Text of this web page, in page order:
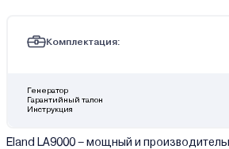
Комплектация:
Генератор
Гарантийный талон
Инструкция
Eland LA9000 – мощный и